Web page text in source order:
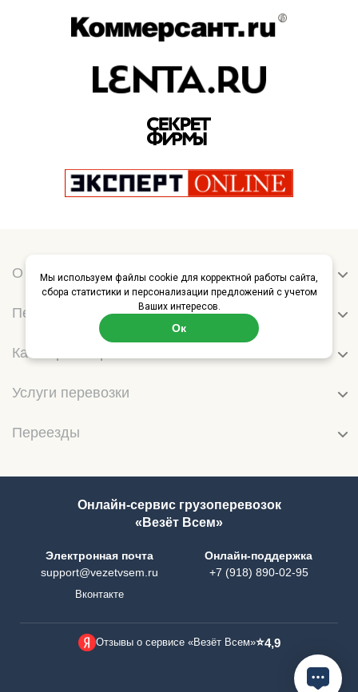
О нас
Перевозчикам
Категории перевозок
Услуги перевозки
Переезды
Онлайн-сервис грузоперевозок
«Везёт Всем»
Электронная почта
support@vezetvsem.ru
Вконтакте
Онлайн-поддержка
+7 (918) 890-02-95
Отзывы о сервисе «Везёт Всем»⭐4,9
Мы используем файлы cookie для корректной работы сайта,
сбора статистики и персонализации предложений с учетом
Ваших интересов.
Ок